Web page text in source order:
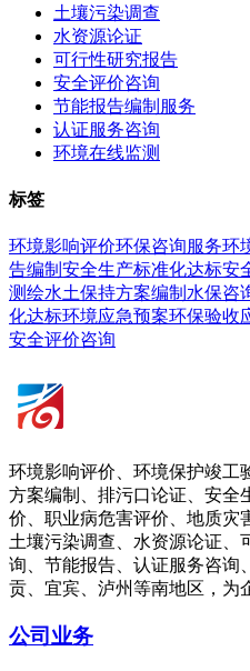
土壤污染调查
水资源论证
可行性研究报告
安全评价咨询
节能报告编制服务
认证服务咨询
环境在线监测
标签
环境影响评价环保咨询服务环
告编制 安全生产标准化达标安
测绘水土保持方案编制 水保咨
化达标环境应急预案环保验收
安全评价咨询
环境影响评价、环境保护竣工
方案编制、排污口论证、安全
价、职业病危害评价、地质灾
土壤污染调查、水资源论证、
询、节能报告、认证服务咨询
贡、宜宾、泸州等南地区，为
公司业务